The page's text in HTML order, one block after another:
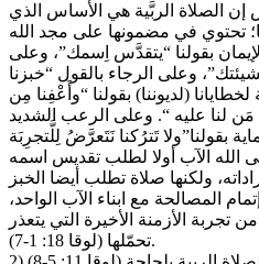
إن الصلاة الربَّية هي الأساس الذي
تحتوي في مضمونها على مجد الله
بقولنا “يتقدَّس اِسمك”، وعلى
وعلى الرجاء بالقول “خبزنا
(لديوننا) بقولنا “وأَعْفِنا مِن
مَن لنا عليه “. وعلى الرعب الشديد
الله الآب أولا لطلب تقديس اسمه
ولكنها صلاة تطلب أيضا الخبز
المصالحة مع ابناء الآب الواحد،
تجربة الأزمنة الأخيرة التي يتعذر
تحمّلها (لوقا 18: 1-7).